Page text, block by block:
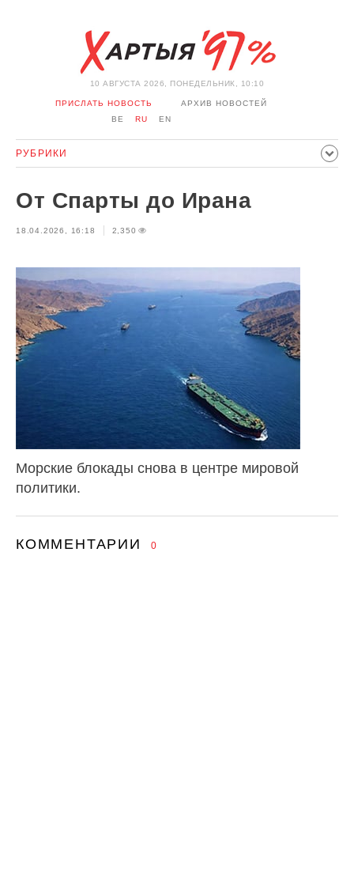
10 АВГУСТА 2026, ПОНЕДЕЛЬНИК, 10:10
ПРИСЛАТЬ НОВОСТЬ
АРХИВ НОВОСТЕЙ
BE
RU EN
РУБРИКИ
ПРОИСШЕСТВИЯ СПОРТ КУЛЬТУРА ИСТОРИЯ
МНЕНИЕ ИНТЕРВЬЮ
КОРОНАВИРУС БЕЛАРУСЬ В НАТО
От Спарты до Ирана
18.04.2026, 16:18 2,350
Морские блокады снова в центре мировой
политики.
КОММЕНТАРИИ 0